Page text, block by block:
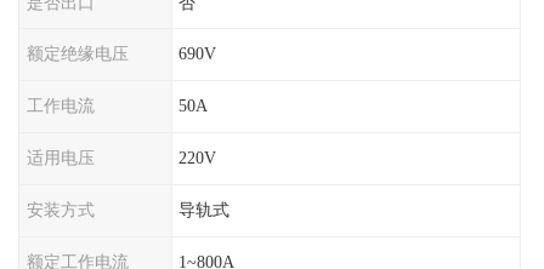
额定绝缘电压 690V
工作电流 50A
适用电压 220V
安装方式 导轨式
额定工作电流 1~800A